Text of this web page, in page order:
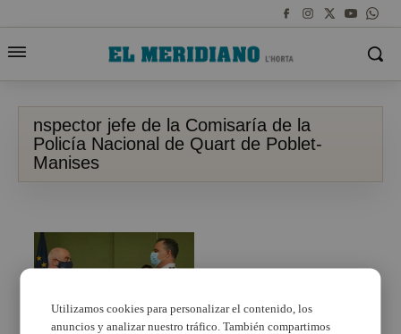
nspector jefe de la Comisaría de la
Policía Nacional de Quart de Poblet-
Manises
Utilizamos cookies para personalizar el contenido, los
anuncios y analizar nuestro tráfico. También compartimos